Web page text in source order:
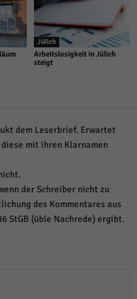
Jülich
Arbeitslosigkeit in Jülich
steigt
dem Leserbrief. Erwartet
mit ihren Klarnamen
der Schreiber nicht zu
des Kommentares aus
StGB (üble Nachrede) ergibt.